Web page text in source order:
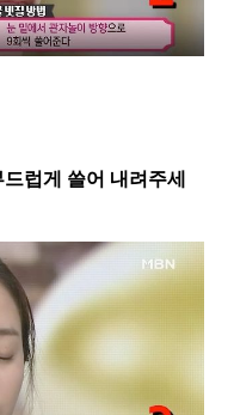
럽게 쓸어 내려주세